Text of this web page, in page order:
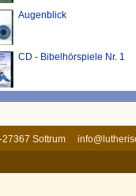
Augenblick
CD - Bibelhörspiele Nr. 1
27367 Sottrum